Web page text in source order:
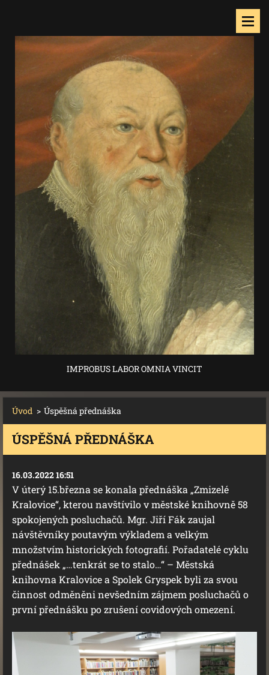
IMPROBUS LABOR OMNIA VINCIT
Úvod > Úspěšná přednáška
ÚSPĚŠNÁ PŘEDNÁŠKA
16.03.2022 16:51
V úterý 15.března se konala přednáška „Zmizelé
Kralovice“, kterou navštívilo v městské knihovně 58
spokojených posluchačů. Mgr. Jiří Fák zaujal
návštěvníky poutavým výkladem a velkým
množstvím historických fotografií. Pořadatelé cyklu
přednášek „…tenkrát se to stalo…“ – Městská
knihovna Kralovice a Spolek Gryspek byli za svou
činnost odměněni nevšedním zájmem posluchačů o
první přednášku po zrušení covidových omezení.